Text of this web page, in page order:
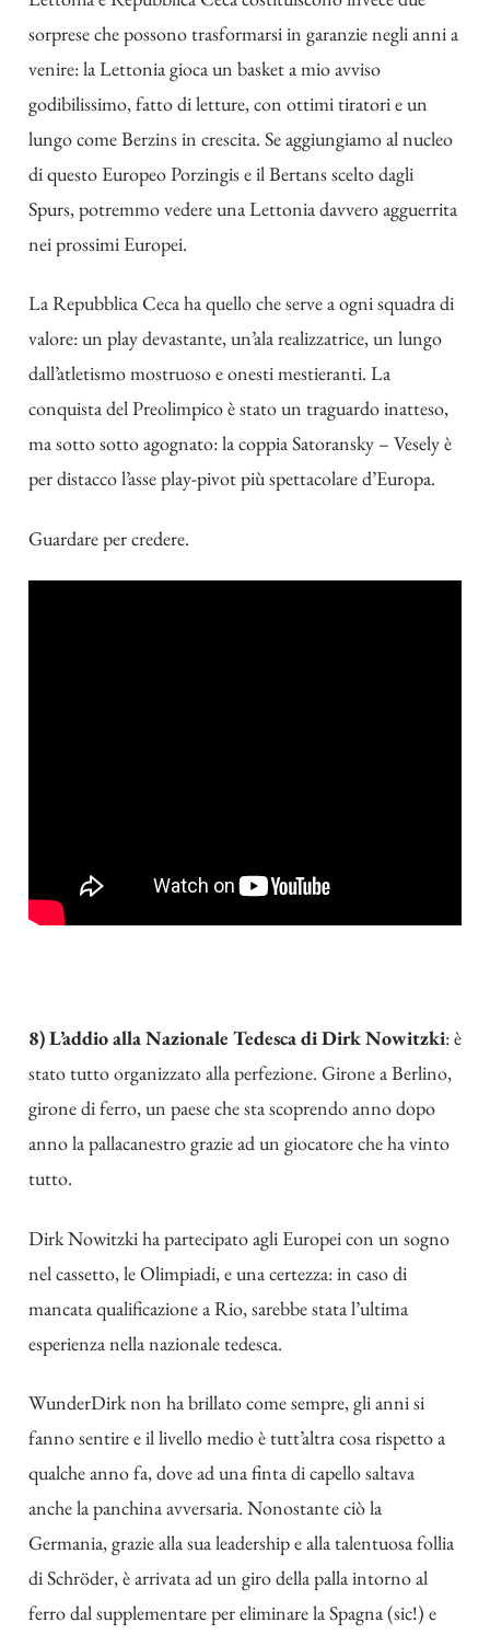
sorprese che possono trasformarsi in garanzie negli anni a
venire: la Lettonia gioca un basket a mio avviso
godibilissimo, fatto di letture, con ottimi tiratori e un
lungo come Berzins in crescita. Se aggiungiamo al nucleo
di questo Europeo Porzingis e il Bertans scelto dagli
Spurs, potremmo vedere una Lettonia davvero agguerrita
nei prossimi Europei.
La Repubblica Ceca ha quello che serve a ogni squadra di
valore: un play devastante, un’ala realizzatrice, un lungo
dall’atletismo mostruoso e onesti mestieranti. La
conquista del Preolimpico è stato un traguardo inatteso,
ma sotto sotto agognato: la coppia Satoransky – Vesely è
per distacco l’asse play-pivot più spettacolare d’Europa.
Guardare per credere.
8) L’addio alla Nazionale Tedesca di Dirk Nowitzki: è
stato tutto organizzato alla perfezione. Girone a Berlino,
girone di ferro, un paese che sta scoprendo anno dopo
anno la pallacanestro grazie ad un giocatore che ha vinto
tutto.
Dirk Nowitzki ha partecipato agli Europei con un sogno
nel cassetto, le Olimpiadi, e una certezza: in caso di
mancata qualificazione a Rio, sarebbe stata l’ultima
esperienza nella nazionale tedesca.
WunderDirk non ha brillato come sempre, gli anni si
fanno sentire e il livello medio è tutt’altra cosa rispetto a
qualche anno fa, dove ad una finta di capello saltava
anche la panchina avversaria. Nonostante ciò la
Germania, grazie alla sua leadership e alla talentuosa follia
di Schröder, è arrivata ad un giro della palla intorno al
ferro dal supplementare per eliminare la Spagna (sic!) e